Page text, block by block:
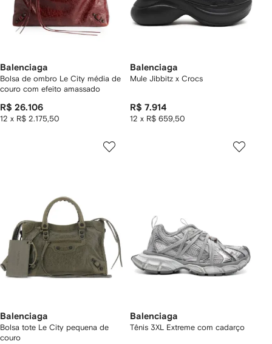
Balenciaga
Bolsa de ombro Le City média de
couro com efeito amassado
R$ 26.106
12 x R$ 2.175,50
Balenciaga
Mule Jibbitz x Crocs
R$ 7.914
12 x R$ 659,50
Balenciaga
Bolsa tote Le City pequena de
couro
Balenciaga
Tênis 3XL Extreme com cadarço